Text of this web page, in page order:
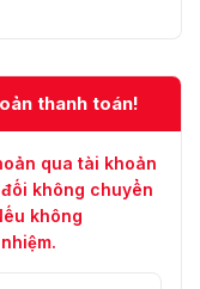
thanh toán!
qua tài khoản
không chuyển
không